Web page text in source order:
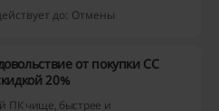
до: Отмены
от покупки CC
20%
ПК чище, быстрее и